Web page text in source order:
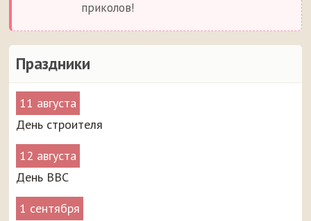
Праздники
11 августа
День строителя
12 августа
День ВВС
1 сентября
приколов!